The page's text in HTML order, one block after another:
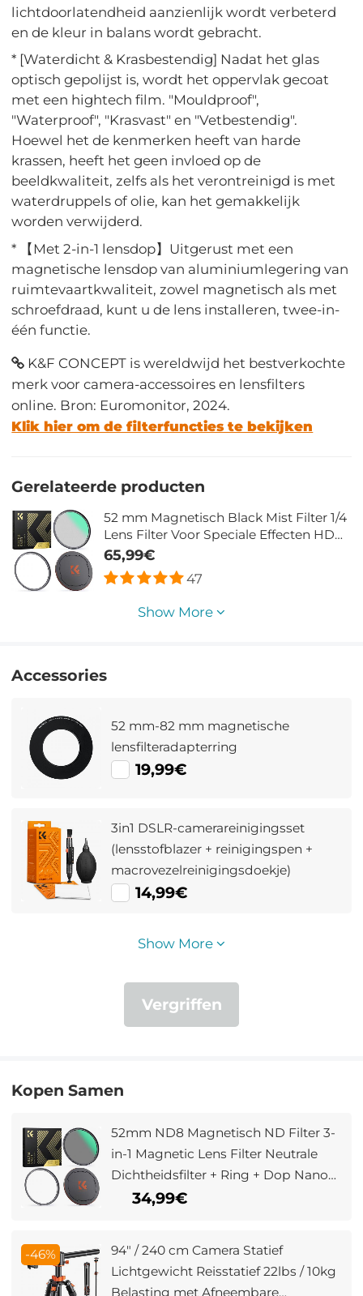
lichtdoorlatendheid aanzienlijk wordt verbeterd
en de kleur in balans wordt gebracht.
* [Waterdicht & Krasbestendig] Nadat het glas
optisch gepolijst is, wordt het oppervlak gecoat
met een hightech film. "Mouldproof",
"Waterproof", "Krasvast" en "Vetbestendig".
Hoewel het de kenmerken heeft van harde
krassen, heeft het geen invloed op de
beeldkwaliteit, zelfs als het verontreinigd is met
waterdruppels of olie, kan het gemakkelijk
worden verwijderd.
* 【Met 2-in-1 lensdop】Uitgerust met een
magnetische lensdop van aluminiumlegering van
ruimtevaartkwaliteit, zowel magnetisch als met
schroefdraad, kunt u de lens installeren, twee-in-
één functie.
K&F CONCEPT is wereldwijd het bestverkochte
merk voor camera-accessoires en lensfilters
online. Bron: Euromonitor, 2024.
Klik hier om de filterfuncties te bekijken
Gerelateerde producten
52 mm Magnetisch Black Mist Filter 1/4
Lens Filter Voor Speciale Effecten HD
Meerlaags Gecoat Waterdicht /
Krasbestendig / Antireflectie Nano Xcel
Serie
65,99€
47
Show More
Accessories
52 mm-82 mm magnetische
lensfilteradapterring
19,99€
3in1 DSLR-camerareinigingsset
(lensstofblazer + reinigingspen +
macrovezelreinigingsdoekje)
14,99€
Show More
Vergriffen
Kopen Samen
52mm ND8 Magnetisch ND Filter 3-
in-1 Magnetic Lens Filter Neutrale
Dichtheidsfilter + Ring + Dop Nano
Xcel Serie
34,99€
-46%
94" / 240 cm Camera Statief
Lichtgewicht Reisstatief 22lbs / 10kg
Belasting met Afneembare